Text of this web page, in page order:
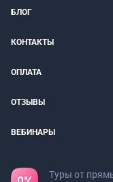
БЛОГ
КОНТАКТЫ
ОПЛАТА
ОТЗЫВЫ
ВЕБИНАРЫ
Туры от